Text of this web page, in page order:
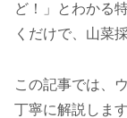
ど！」とわかる
くだけで、山菜
この記事では、
丁寧に解説しま